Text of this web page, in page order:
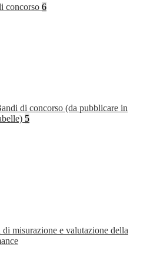
concorso 6
di concorso (da pubblicare in
5
di misurazione e valutazione della